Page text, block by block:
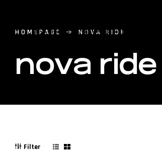
HOMEPAGE NOVA RIDE
nova ride
Filter